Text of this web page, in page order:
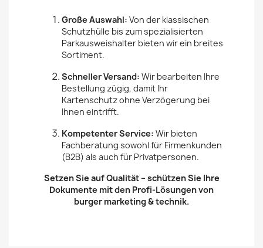
Große Auswahl: Von der klassischen
Schutzhülle bis zum spezialisierten
Parkausweishalter bieten wir ein breites
Sortiment.
Schneller Versand: Wir bearbeiten Ihre
Bestellung zügig, damit Ihr
Kartenschutz ohne Verzögerung bei
Ihnen eintrifft.
Kompetenter Service: Wir bieten
Fachberatung sowohl für Firmenkunden
(B2B) als auch für Privatpersonen.
Setzen Sie auf Qualität – schützen Sie Ihre
Dokumente mit den Profi-Lösungen von
burger marketing & technik.